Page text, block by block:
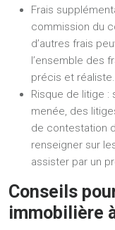
Frais
commission du
d’autres frais
l’ensemble des
précis et réaliste.
Risque de litige :
menée, des
de contestation
renseigner sur
assister par un
Conseils
immobilière